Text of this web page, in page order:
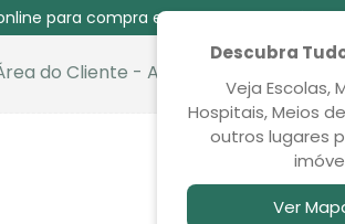
para compra e venda das 08:30 às
do Cliente - Aluguel
R$
Descubra
Veja Escolas,
Hospitais, Meios
outros lugares
Ver